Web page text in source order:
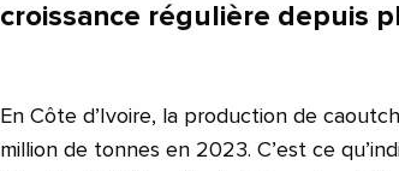
croissance régulière depuis
En Côte d’Ivoire, la production de
million de tonnes en 2023. C’est ce